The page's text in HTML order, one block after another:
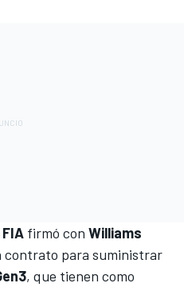
FIA firmó con Williams
contrato para suministrar
, que tienen como